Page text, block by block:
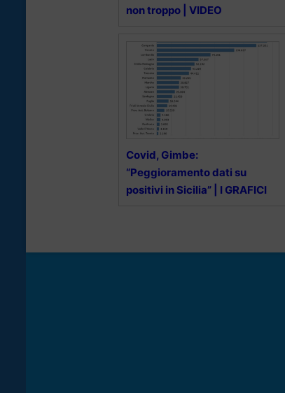
non troppo | VIDEO
Covid, Gimbe:
“Peggioramento dati su
positivi in Sicilia” | I GRAFICI